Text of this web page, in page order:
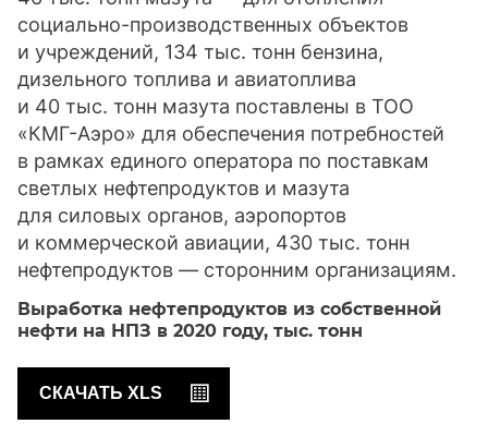
социально-производственных объектов
и учреждений, 134 тыс. тонн бензина,
дизельного топлива и авиатоплива
и 40 тыс. тонн мазута поставлены в ТОО
«КМГ-Аэро» для обеспечения потребностей
в рамках единого оператора по поставкам
светлых нефтепродуктов и мазута
для силовых органов, аэропортов
и коммерческой авиации, 430 тыс. тонн
нефтепродуктов — сторонним организациям.
Выработка нефтепродуктов из собственной
нефти на НПЗ в 2020 году, тыс. тонн
СКАЧАТЬ XLS